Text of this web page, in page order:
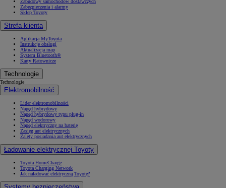
Zabudowy samochodów dostawczych
Zabezpieczenia i alarmy
Sklep Toyoty
Strefa klienta
Aplikacja MyToyota
Instrukcje obsługi
Aktualizacja map
System Bluetooth®
Karty Ratownicze
Technologie
Technologie
Elektromobilność
Lider elektromobilności
Napęd hybrydowy
Napęd hybrydowy typu plug-in
Napęd wodorowy
Napęd elektryczny na baterię
Zasięg aut elektrycznych
Zalety posiadania aut elektrycznych
Ładowanie elektrycznej Toyoty
Toyota HomeCharge
Toyota Charging Network
Jak naładować elektryczną Toyotę?